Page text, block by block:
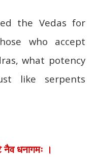
the Vedas for
who accept
what potency
like serpents
नैव धनागमः ।